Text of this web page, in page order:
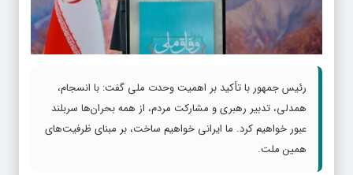
رئیس جمهور با تأکید بر اهمیت وحدت ملی گفت: با انسجام،
همدلی، تدبیر رهبری و مشارکت مردم، از همه بحران‌ها سربلند
عبور خواهیم کرد. ما ایرانی خواهیم ساخت، بر مبنای ظرفیت‌های
همین ملت.